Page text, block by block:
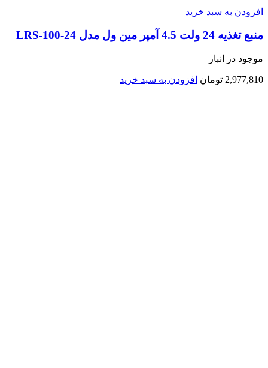
افزودن به سبد خرید
منبع تغذیه 24 ولت 4.5 آمپر مین ول مدل LRS-100-24
موجود در انبار
2,977,810 تومان افزودن به سبد خرید